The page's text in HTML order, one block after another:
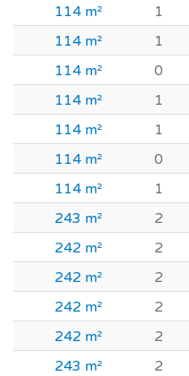
114 m²
1
114 m²
1
114 m²
0
114 m²
1
114 m²
1
114 m²
0
114 m²
1
243 m²
2
242 m²
2
242 m²
2
242 m²
2
242 m²
2
243 m²
2